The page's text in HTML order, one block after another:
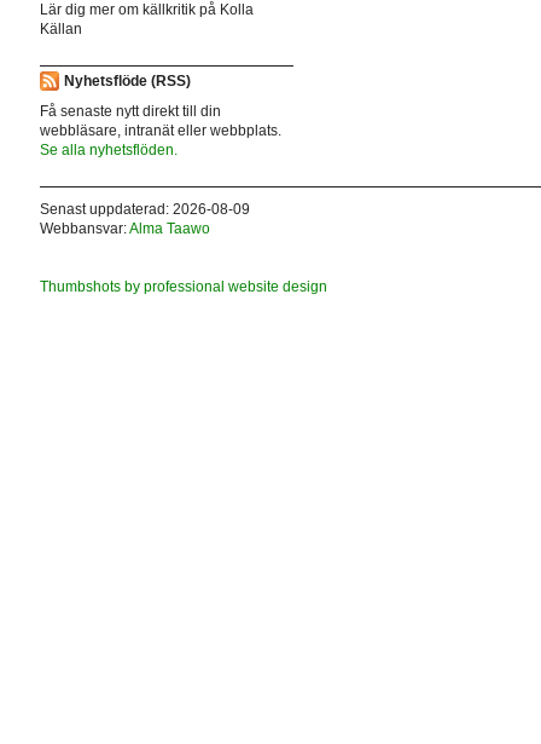
Lär dig mer om källkritik på Kolla
Källan
Nyhetsflöde (RSS)
Få senaste nytt direkt till din
webbläsare, intranät eller webbplats.
Se alla nyhetsflöden.
Senast uppdaterad: 2026-08-09
Webbansvar:Alma Taawo
Thumbshots by professional website design